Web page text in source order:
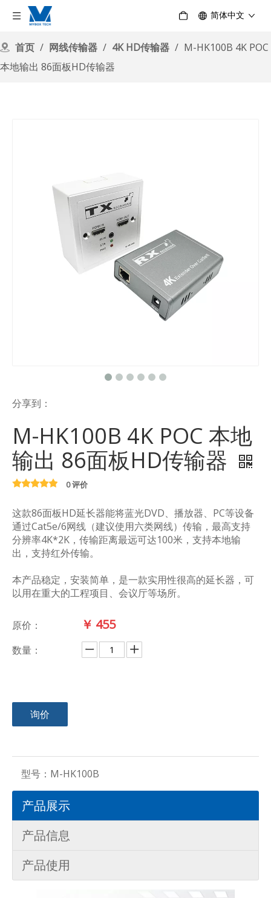
简体中文
首页 / 网线传输器 / 4K HD传输器 / M-HK100B 4K POC
本地输出 86面板HD传输器
分享到：
M-HK100B 4K POC 本地
输出 86面板HD传输器
0 评价
这款86面板HD延长器能将蓝光DVD、播放器、PC等设备
通过Cat5e/6网线（建议使用六类网线）传输，最高支持
分辨率4K*2K，传输距离最远可达100米，支持本地输
出，支持红外传输。
本产品稳定，安装简单，是一款实用性很高的延长器，可
以用在重大的工程项目、会议厅等场所。
原价： ￥ 455
数量：
询价
型号： M-HK100B
产品展示
产品信息
产品使用